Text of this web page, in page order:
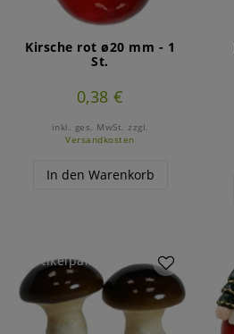
Kirsche rot ø20 mm - 1
St.
0,38 €
inkl. ges. MwSt. zzgl.
Versandkosten
In den Warenkorb
Artikelpaket